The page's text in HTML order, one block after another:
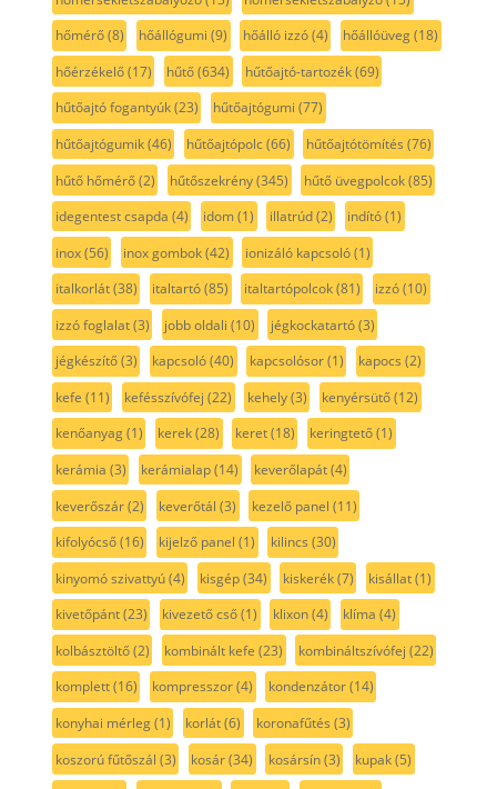
hőmérő(8) hőállógumi (9) hőálló izzó(4) hőállóüveg(18)
hőérzékelő(17) hűtő(634) hűtőajtó-tartozék(69)
hűtőajtó fogantyúk(23) hűtőajtógumi (77)
hűtőajtógumik(46) hűtőajtópolc(66) hűtőajtótömítés (76)
hűtő hőmérő(2) hűtőszekrény(345) hűtő üvegpolcok(85)
idegentest csapda (4) idom(1) illatrúd(2) indító(1)
inox(56) inox gombok(42) ionizáló kapcsoló(1)
italkorlát(38) italtartó(85) italtartópolcok(81) izzó(10)
izzó foglalat(3) jobb oldali (10) jégkockatartó(3)
jégkészítő(3) kapcsoló(40) kapcsolósor(1) kapocs (2)
kefe (11) kefésszívófej (22) kehely(3) kenyérsütő(12)
kenőanyag(1) kerek(28) keret(18) keringtető(1)
kerámia (3) kerámialap(14) keverőlapát(4)
keverőszár(2) keverőtál (3) kezelő panel (11)
kifolyócső(16) kijelző panel (1) kilincs (30)
kinyomó szivattyú(4) kisgép(34) kiskerék(7) kisállat(1)
kivetőpánt(23) kivezető cső(1) klixon(4) klíma (4)
kolbásztöltő(2) kombinált kefe (23) kombináltszívófej (22)
komplett(16) kompresszor(4) kondenzátor(14)
konyhai mérleg(1) korlát(6) koronafűtés (3)
koszorú fűtőszál (3) kosár(34) kosársín(3) kupak(5)